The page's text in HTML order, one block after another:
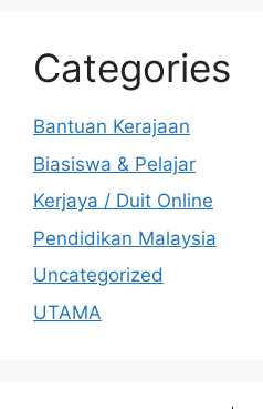
Categories
Bantuan Kerajaan
Biasiswa & Pelajar
Kerjaya / Duit Online
Pendidikan Malaysia
Uncategorized
UTAMA